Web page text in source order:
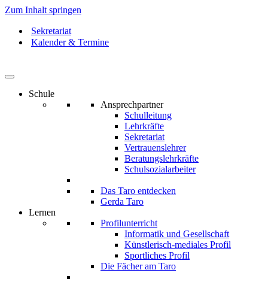
Zum Inhalt springen
Sekretariat
Kalender & Termine
Schule
Ansprechpartner
Schulleitung
Lehrkräfte
Sekretariat
Vertrauenslehrer
Beratungslehrkräfte
Schulsozialarbeiter
Das Taro entdecken
Gerda Taro
Lernen
Profilunterricht
Informatik und Gesellschaft
Künstlerisch-mediales Profil
Sportliches Profil
Die Fächer am Taro